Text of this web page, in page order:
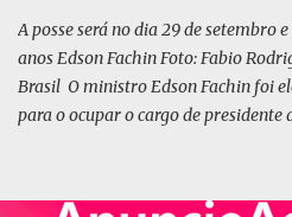
volatilidade cambial quanto pela
atrelada à TONA”, explica. O
contra o projeto de l...
A posse será no dia 29 de setembro
anos Edson Fachin Foto: Fabio
Brasil O ministro Edson Fachin foi
para o ocupar o cargo de
votação foi feita de forma simbólica